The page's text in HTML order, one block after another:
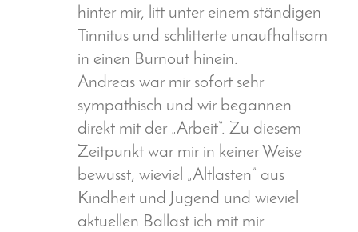
hinter mir, litt unter einem ständigen
Tinnitus und schlitterte unaufhaltsam
in einen Burnout hinein.
Andreas war mir sofort sehr
sympathisch und wir begannen
direkt mit der „Arbeit“. Zu diesem
Zeitpunkt war mir in keiner Weise
bewusst, wieviel „Altlasten“ aus
Kindheit und Jugend und wieviel
aktuellen Ballast ich mit mir